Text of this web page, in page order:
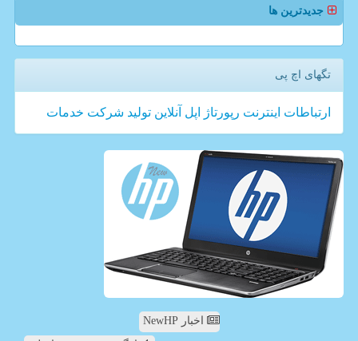
جدیدترین ها
تگهای اچ پی
ارتباطات اینترنت رپورتاژ اپل آنلاین تولید شركت خدمات
اخبار NewHP